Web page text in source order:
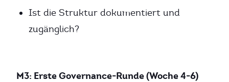
Ist die Struktur dokumentiert und
zugänglich?
M3: Erste Governance-Runde (Woche 4-6)